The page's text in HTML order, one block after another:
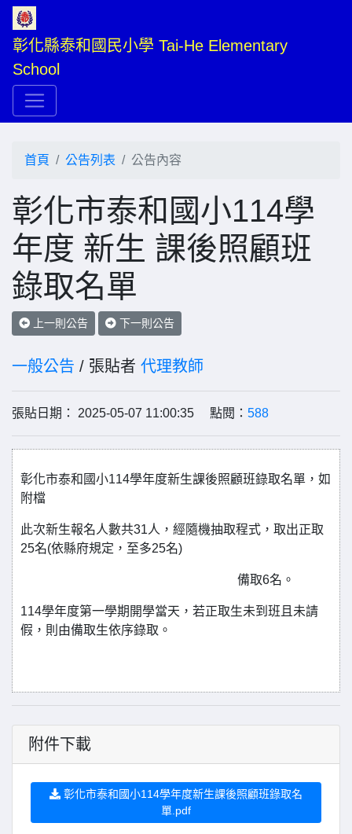
彰化縣泰和國民小學 Tai-He Elementary
School
首頁 公告列表 公告內容
彰化市泰和國小114學
年度 新生 課後照顧班
錄取名單
上一則公告 下一則公告
一般公告 / 張貼者 代理教師
張貼日期： 2025-05-07 11:00:35 點閱： 588
彰化市泰和國小114學年度新生課後照顧班錄取名單，如
附檔
此次新生報名人數共31人，經隨機抽取程式，取出正取
25名(依縣府規定，至多25名)
備取6名。
114學年度第一學期開學當天，若正取生未到班且未請
假，則由備取生依序錄取。
附件下載
彰化市泰和國小114學年度新生課後照顧班錄取名
單.pdf